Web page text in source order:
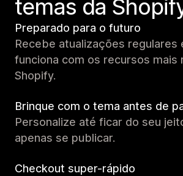
temas da
Preparado para o futuro
Recebe atualizações regulares
funciona com os recursos mais
Shopify.
Brinque com o tema antes de
Personalize até ficar do seu
apenas se publicar.
Checkout super-rápido